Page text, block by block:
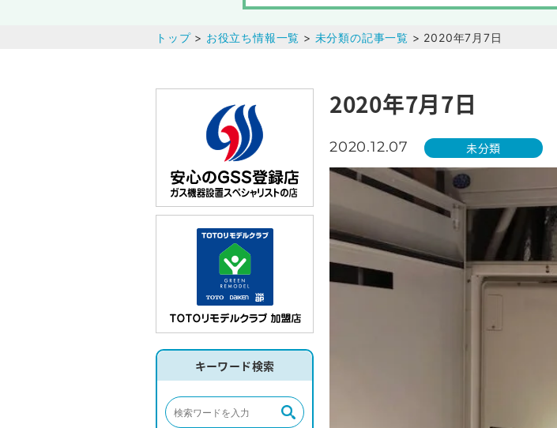
トップ> お役立ち情報一覧 > 未分類の記事一覧 > 2020年7月7日
キーワード検索
2020年7月7日
2020.12.07 未分類